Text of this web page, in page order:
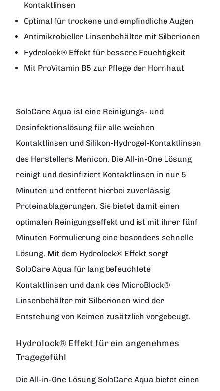
Kontaktlinsen
Optimal für trockene und empfindliche Augen
Antimikrobieller Linsenbehälter mit Silberionen
Hydrolock® Effekt für bessere Feuchtigkeit
Mit ProVitamin B5 zur Pflege der Hornhaut
SoloCare Aqua ist eine Reinigungs- und
Desinfektionslösung für alle weichen
Kontaktlinsen und Silikon-Hydrogel-Kontaktlinsen
des Herstellers Menicon. Die All-in-One Lösung
reinigt und desinfiziert Kontaktlinsen in nur 5
Minuten und entfernt hierbei zuverlässig
Proteinablagerungen. Sie bietet damit einen
optimalen Reinigungseffekt und ist mit ihrer fünf
Minuten Formulierung eine besonders schnelle
Lösung. Mit dem Hydrolock® Effekt sorgt
SoloCare Aqua für lang befeuchtete
Kontaktlinsen und dank des MicroBlock®
Linsenbehälter mit Silberionen wird der
Entstehung von Keimen zusätzlich vorgebeugt.
Hydrolock® Effekt für ein angenehmes
Tragegefühl
Die All-in-One Lösung SoloCare Aqua bietet einen